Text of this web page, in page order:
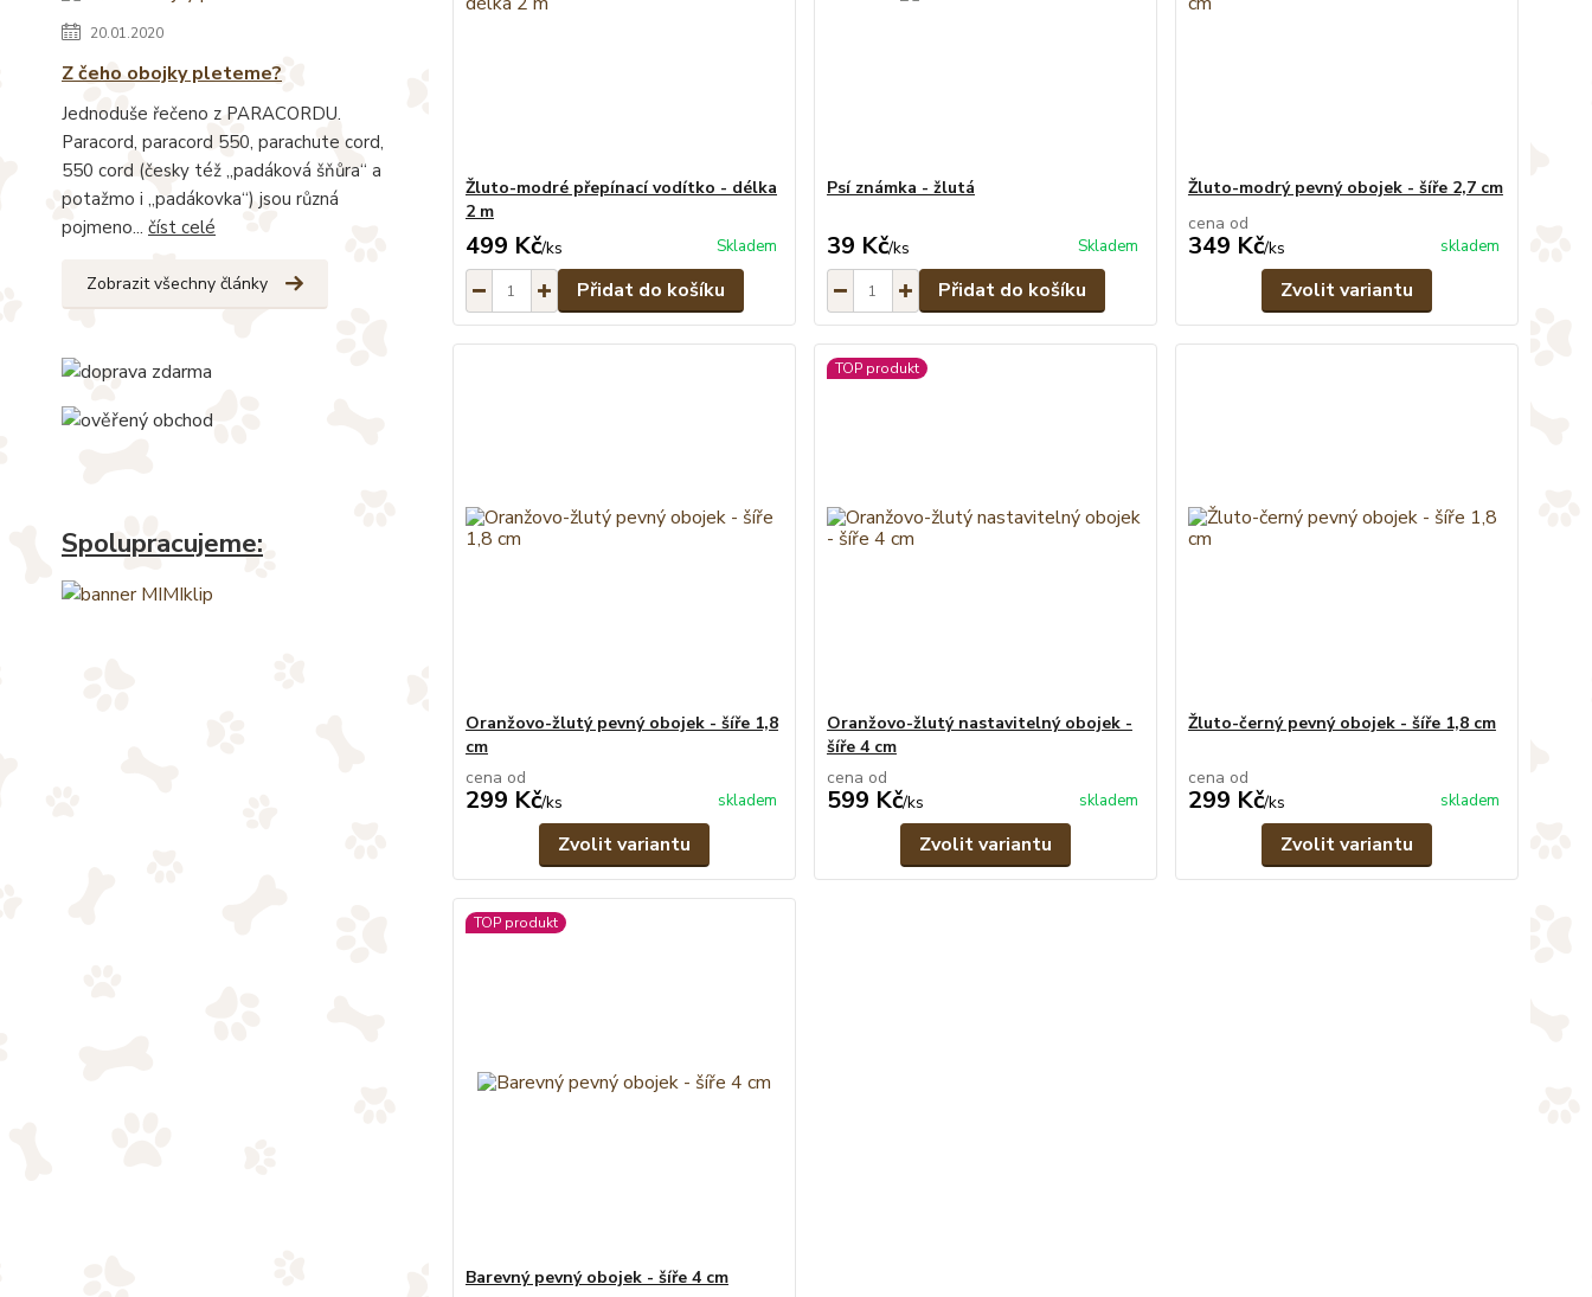
20.01.2020
Z čeho obojky pleteme?
Jednoduše řečeno z PARACORDU.
Paracord, paracord 550, parachute cord,
550 cord (česky též „padáková šňůra“ a
potažmo i „padákovka“) jsou různá
pojmeno... číst celé
Zobrazit všechny články
Spolupracujeme:
Žluto-modré přepínací vodítko - délka
2 m
499 Kč/ks Skladem
Přidat do košíku
Psí známka - žlutá
39 Kč/ks Skladem
Přidat do košíku
Žluto-modrý pevný obojek - šíře 2,7 cm
cena od
349 Kč/ks skladem
Zvolit variantu
Oranžovo-žlutý pevný obojek - šíře 1,8
cm
cena od
299 Kč/ks skladem
Zvolit variantu
TOP produkt
Oranžovo-žlutý nastavitelný obojek -
šíře 4 cm
cena od
599 Kč/ks skladem
Zvolit variantu
Žluto-černý pevný obojek - šíře 1,8 cm
cena od
299 Kč/ks skladem
Zvolit variantu
TOP produkt
Barevný pevný obojek - šíře 4 cm